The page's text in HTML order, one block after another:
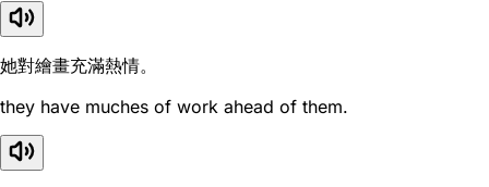
她對繪畫充滿熱情。
they have muches of work ahead of them.